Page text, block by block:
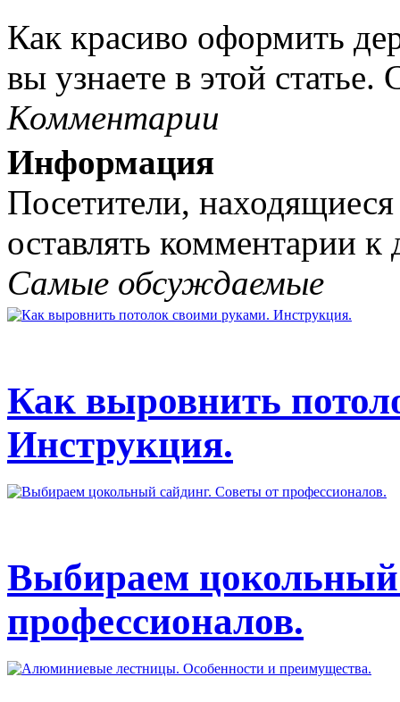
Как красиво оформить
вы узнаете в этой
Комментарии
Информация
Посетители,
оставлять комментарии
Самые обсуждаемые
Как выровнить
Инструкция.
Выбираем цокольный
профессионалов.